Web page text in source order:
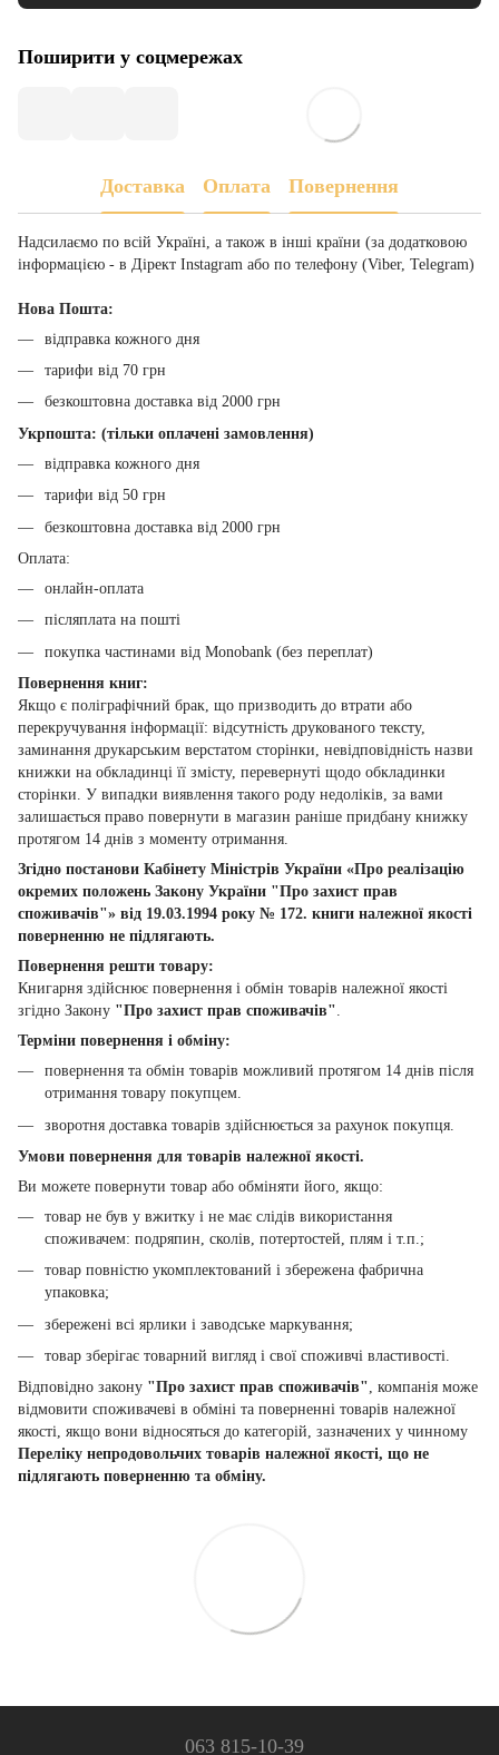
Поширити у соцмережах
Доставка Оплата Повернення
Надсилаємо по всій Україні, а також в інші країни (за додатковою
інформацією - в Дірект Instagram або по телефону (Viber, Telegram)
Нова Пошта:
відправка кожного дня
тарифи від 70 грн
безкоштовна доставка від 2000 грн
Укрпошта: (тільки оплачені замовлення)
відправка кожного дня
тарифи від 50 грн
безкоштовна доставка від 2000 грн
Оплата:
онлайн-оплата
післяплата на пошті
покупка частинами від Monobank (без переплат)
Повернення книг:
Якщо є поліграфічний брак, що призводить до втрати або
перекручування інформації: відсутність друкованого тексту,
заминання друкарським верстатом сторінки, невідповідність назви
книжки на обкладинці її змісту, перевернуті щодо обкладинки
сторінки. У випадки виявлення такого роду недоліків, за вами
залишається право повернути в магазин раніше придбану книжку
протягом 14 днів з моменту отримання.
Згідно постанови Кабінету Міністрів України «Про реалізацію
окремих положень Закону України "Про захист прав
споживачів"» від 19.03.1994 року № 172. книги належної якості
поверненню не підлягають.
Повернення решти товару:
Книгарня здійснює повернення і обмін товарів належної якості
згідно Закону "Про захист прав споживачів".
Терміни повернення і обміну:
повернення та обмін товарів можливий протягом 14 днів після
отримання товару покупцем.
зворотня доставка товарів здійснюється за рахунок покупця.
Умови повернення для товарів належної якості.
Ви можете повернути товар або обміняти його, якщо:
товар не був у вжитку і не має слідів використання
споживачем: подряпин, сколів, потертостей, плям і т.п.;
товар повністю укомплектований і збережена фабрична
упаковка;
збережені всі ярлики і заводське маркування;
товар зберігає товарний вигляд і свої споживчі властивості.
Відповідно закону "Про захист прав споживачів", компанія може
відмовити споживачеві в обміні та поверненні товарів належної
якості, якщо вони відносяться до категорій, зазначених у чинному
Переліку непродовольчих товарів належної якості, що не
підлягають поверненню та обміну.
063 815-10-39